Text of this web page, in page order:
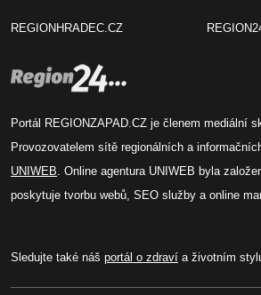
REGIONHRADEC.CZ
Portál REGIONZAPAD.CZ je členem mediální
Provozovatelem sítě regionálních a
UNIWEB. Online agentura UNIWEB byla
poskytuje tvorbu webů, SEO služby a online
Sledujte také náš portál o zdraví a životním